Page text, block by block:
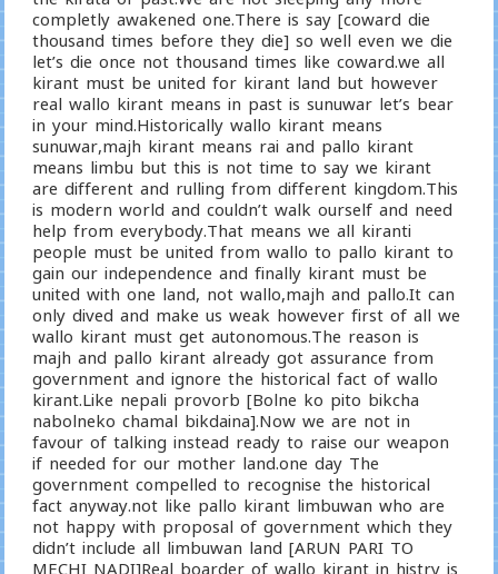
completly awakened one.There is say [coward die
thousand times before they die] so well even we die
let’s die once not thousand times like coward.we all
kirant must be united for kirant land but however
real wallo kirant means in past is sunuwar let’s bear
in your mind.Historically wallo kirant means
sunuwar,majh kirant means rai and pallo kirant
means limbu but this is not time to say we kirant
are different and rulling from different kingdom.This
is modern world and couldn’t walk ourself and need
help from everybody.That means we all kiranti
people must be united from wallo to pallo kirant to
gain our independence and finally kirant must be
united with one land, not wallo,majh and pallo.It can
only dived and make us weak however first of all we
wallo kirant must get autonomous.The reason is
majh and pallo kirant already got assurance from
government and ignore the historical fact of wallo
kirant.Like nepali provorb [Bolne ko pito bikcha
nabolneko chamal bikdaina].Now we are not in
favour of talking instead ready to raise our weapon
if needed for our mother land.one day The
government compelled to recognise the historical
fact anyway.not like pallo kirant limbuwan who are
not happy with proposal of government which they
didn’t include all limbuwan land [ARUN PARI TO
MECHI NADI]Real boarder of wallo kirant in histry is